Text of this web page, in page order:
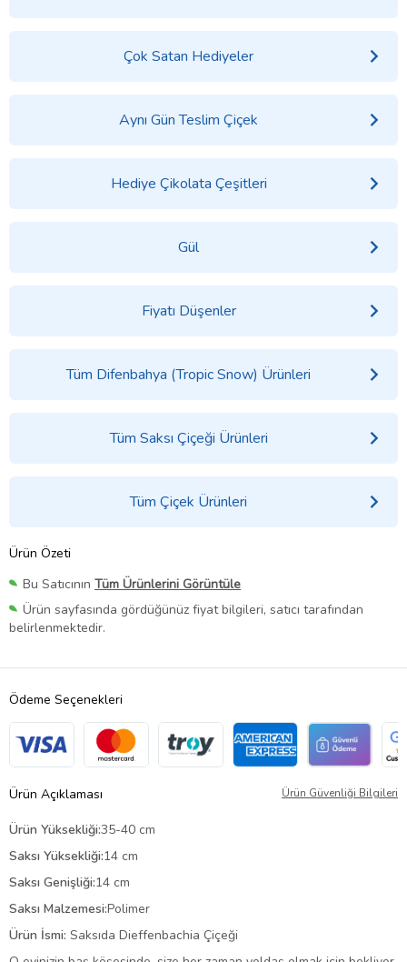
Çok Satan Hediyeler
Aynı Gün Teslim Çiçek
Hediye Çikolata Çeşitleri
Gül
Fiyatı Düşenler
Tüm Difenbahya (Tropic Snow) Ürünleri
Tüm Saksı Çiçeği Ürünleri
Tüm Çiçek Ürünleri
Ürün Özeti
Bu Satıcının Tüm Ürünlerini Görüntüle
Ürün sayfasında gördüğünüz fiyat bilgileri, satıcı tarafından
belirlenmektedir.
Ödeme Seçenekleri
Ürün Açıklaması Ürün Güvenliği Bilgileri
Ürün Yüksekliği:35-40 cm
Saksı Yüksekliği:14 cm
Saksı Genişliği:14 cm
Saksı Malzemesi:Polimer
Ürün İsmi: Saksıda Dieffenbachia Çiçeği